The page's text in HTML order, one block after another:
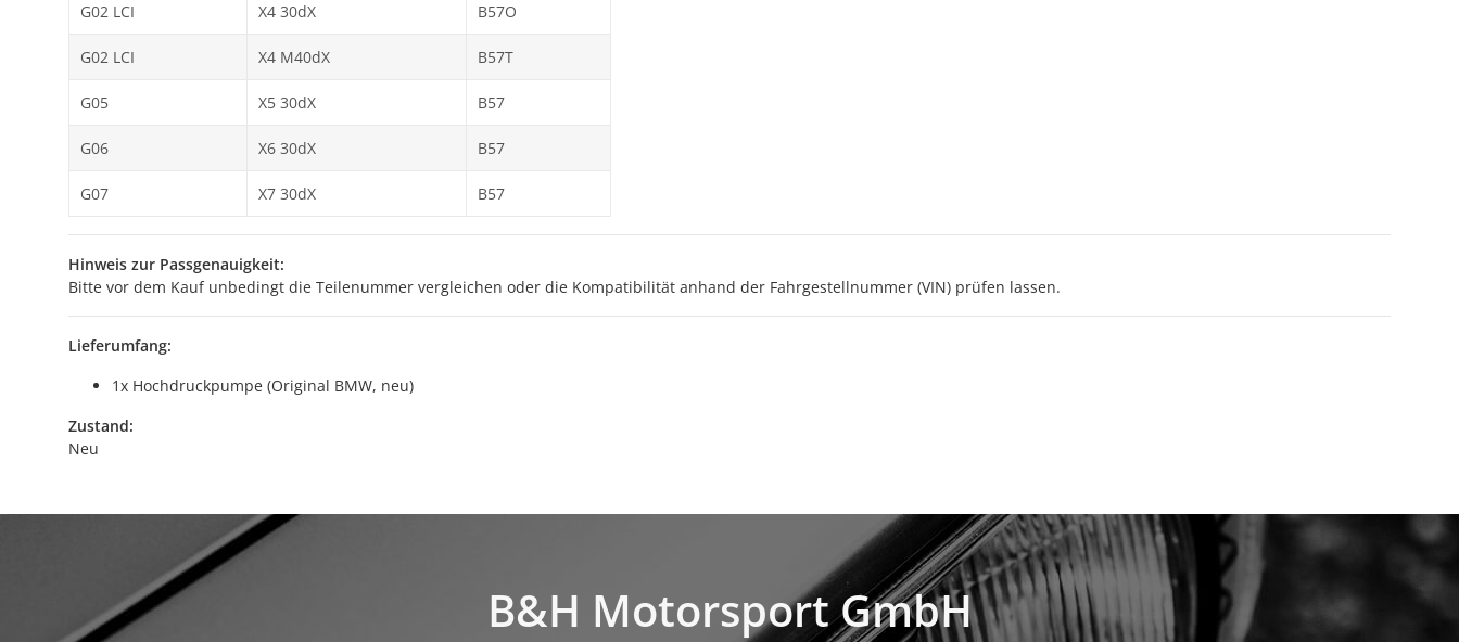
G02 LCI X4 30dX B57O
G02 LCI X4 M40dX B57T
G05 X5 30dX B57
G06 X6 30dX B57
G07 X7 30dX B57
Hinweis zur Passgenauigkeit:
Bitte vor dem Kauf unbedingt die Teilenummer vergleichen oder die Kompatibilität anhand der Fahrgestellnummer (VIN) prüfen lassen.
Lieferumfang:
1x Hochdruckpumpe (Original BMW, neu)
Zustand:
Neu
B&H Motorsport GmbH